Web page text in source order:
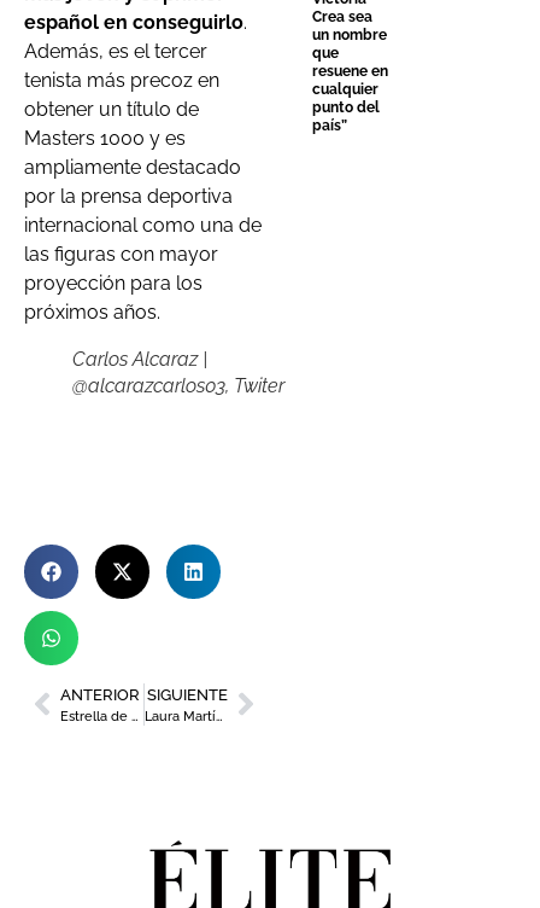
español en conseguirlo.
Además, es el tercer
tenista más precoz en
obtener un título de
Masters 1000 y es
ampliamente destacado
por la prensa deportiva
internacional como una de
las figuras con mayor
proyección para los
próximos años.
Carlos Alcaraz |
@alcarazcarlos03, Twiter
ANTERIOR
Estrella de Levante presenta su nueva cerveza de Trigo, de Edición Limitada
SIGUIENTE
Laura Martínez, directora del Grupo Clínicas Aura
Crea sea
un nombre
que
resuene en
cualquier
punto del
país”